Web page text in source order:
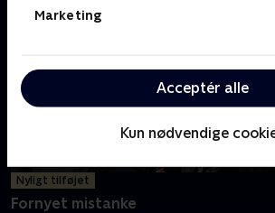
Marketing
Acceptér alle
Kun nødvendige
Nyligt tilføjet
Fornyet mistanke